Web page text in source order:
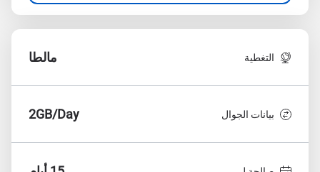
التغطية مالطا
بيانات الجوال 2GB/Day